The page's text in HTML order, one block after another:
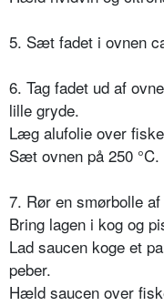
5. Sæt fadet i ovnen
6. Tag fadet ud af
lille gryde.
Læg alufolie over
Sæt ovnen på 250 °C.
7. Rør en smørbolle
Bring lagen i kog og
Lad saucen koge et
peber.
Hæld saucen over